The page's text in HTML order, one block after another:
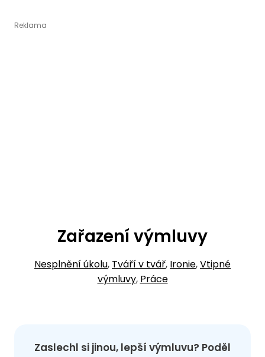
Zařazení výmluvy
Nesplnění úkolu, Tváří v tvář, Ironie,Vtipné
výmluvy, Práce
Zaslechl si jinou, lepší výmluvu? Poděl